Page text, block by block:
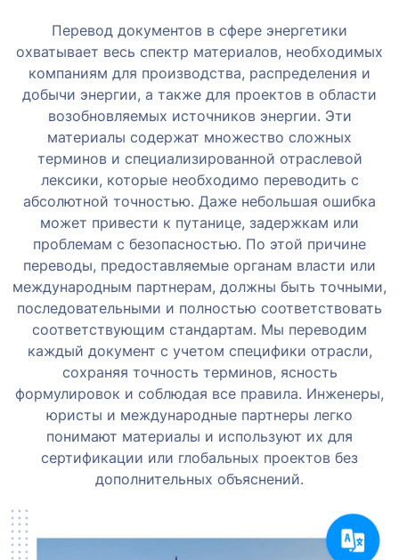
Перевод документов в сфере энергетики
охватывает весь спектр материалов, необходимых
компаниям для производства, распределения и
добычи энергии, а также для проектов в области
возобновляемых источников энергии. Эти
материалы содержат множество сложных
терминов и специализированной отраслевой
лексики, которые необходимо переводить с
абсолютной точностью. Даже небольшая ошибка
может привести к путанице, задержкам или
проблемам с безопасностью. По этой причине
переводы, предоставляемые органам власти или
международным партнерам, должны быть точными,
последовательными и полностью соответствовать
соответствующим стандартам. Мы переводим
каждый документ с учетом специфики отрасли,
сохраняя точность терминов, ясность
формулировок и соблюдая все правила. Инженеры,
юристы и международные партнеры легко
понимают материалы и используют их для
сертификации или глобальных проектов без
дополнительных объяснений.